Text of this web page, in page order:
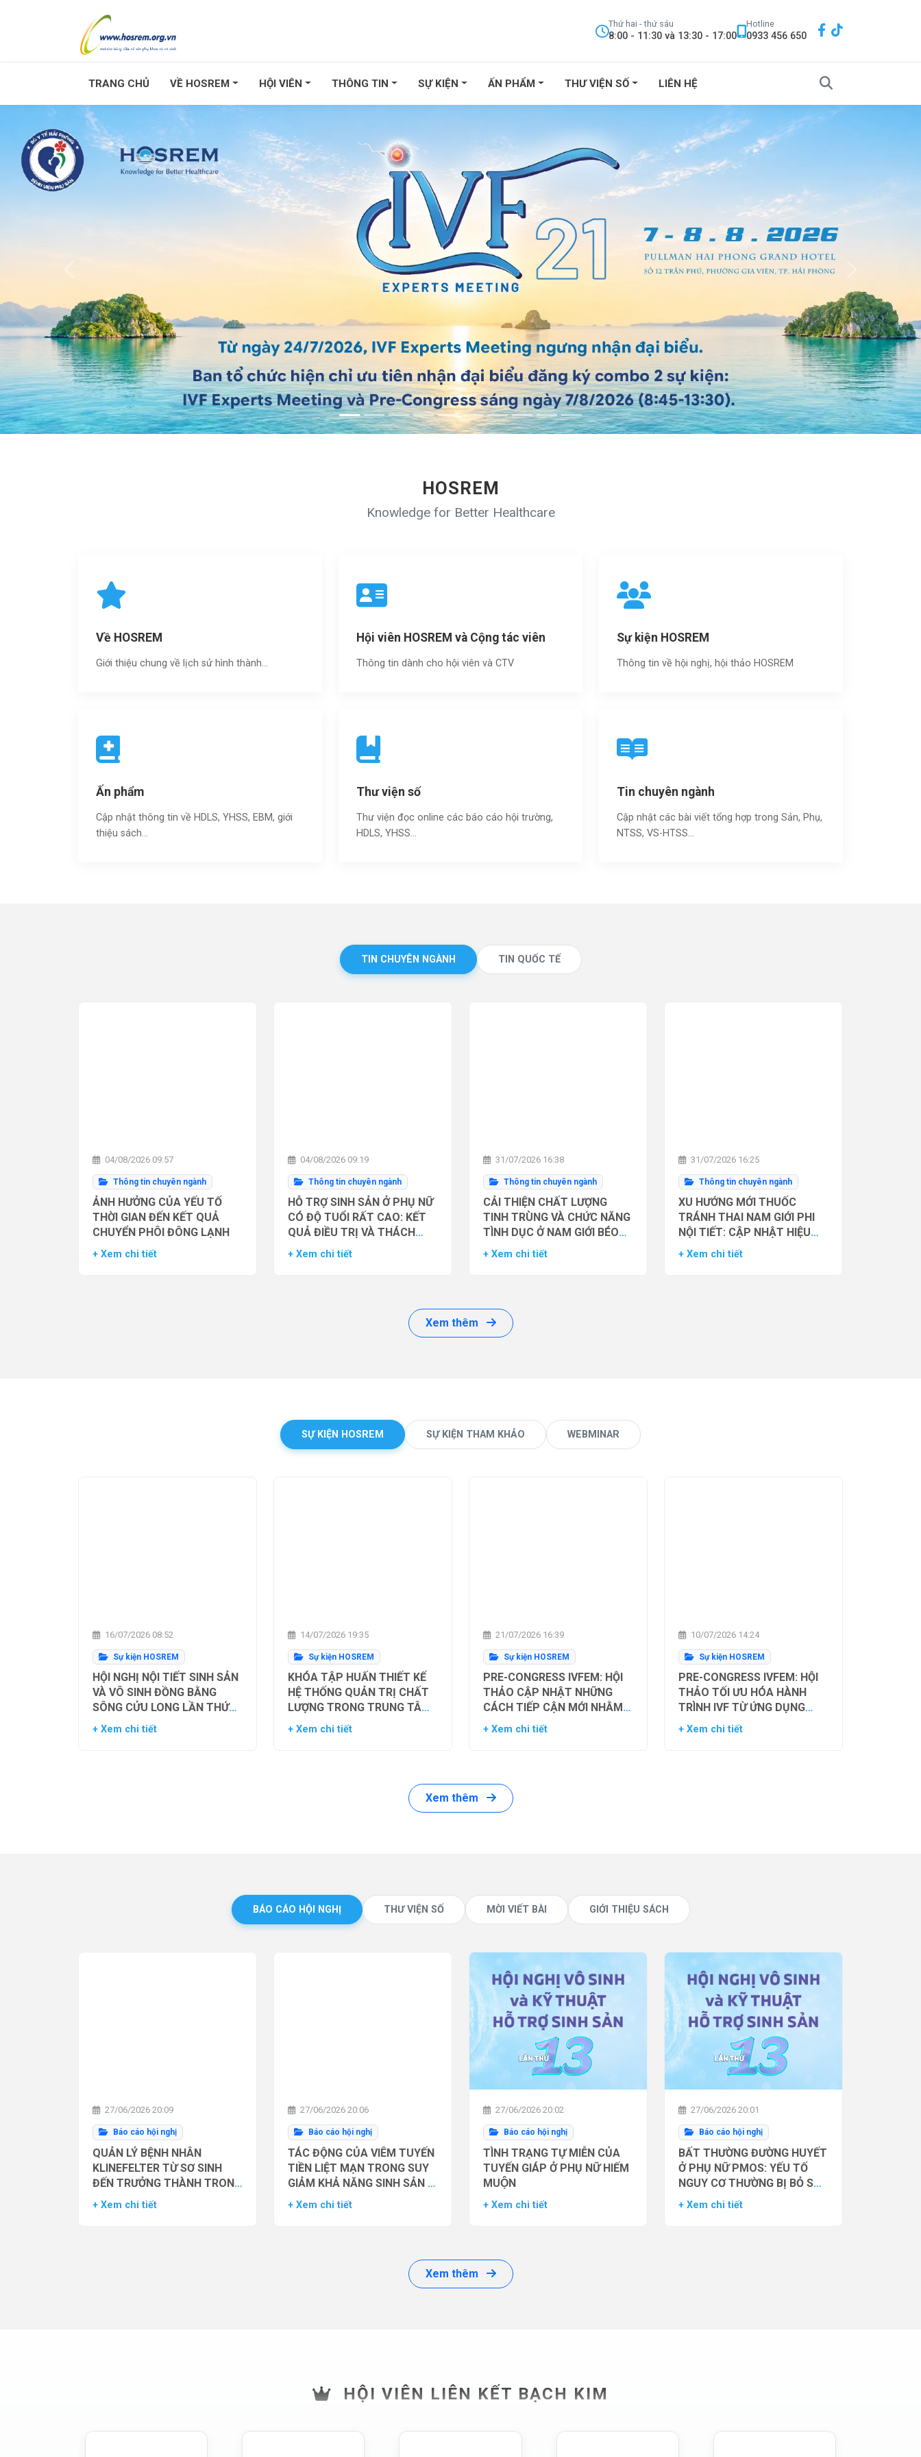
Thứ hai - thứ sáu
8:00 - 11:30 và 13:30 - 17:00
Hotline
0933 456 650
TRANG CHỦ VỀ HOSREM HỘI VIÊN THÔNG TIN SỰ KIỆN ẤN PHẨM THƯ VIỆN SỐ LIÊN HỆ
HOSREM
Knowledge for Better Healthcare
Về HOSREM
Giới thiệu chung về lịch sử hình thành...
Hội viên HOSREM và Cộng tác viên
Thông tin dành cho hội viên và CTV
Sự kiện HOSREM
Thông tin về hội nghị, hội thảo HOSREM
Ấn phẩm
Cập nhật thông tin về HDLS, YHSS, EBM, giới
thiệu sách…
Thư viện số
Thư viện đọc online các báo cáo hội trường,
HDLS, YHSS…
Tin chuyên ngành
Cập nhật các bài viết tổng hợp trong Sản, Phụ,
NTSS, VS-HTSS...
TIN CHUYÊN NGÀNH TIN QUỐC TẾ
04/08/2026 09:57
Thông tin chuyên ngành
ẢNH HƯỞNG CỦA YẾU TỐ
THỜI GIAN ĐẾN KẾT QUẢ
CHUYỂN PHÔI ĐÔNG LẠNH
+ Xem chi tiết
04/08/2026 09:19
Thông tin chuyên ngành
HỖ TRỢ SINH SẢN Ở PHỤ NỮ
CÓ ĐỘ TUỔI RẤT CAO: KẾT
QUẢ ĐIỀU TRỊ VÀ THÁCH
THỨC LÂM SÀNG
+ Xem chi tiết
31/07/2026 16:38
Thông tin chuyên ngành
CẢI THIỆN CHẤT LƯỢNG
TINH TRÙNG VÀ CHỨC NĂNG
TÌNH DỤC Ở NAM GIỚI BÉO
PHÌ BẰNG THUỐC ĐỒNG VẬN
+ Xem chi tiết
31/07/2026 16:25
Thông tin chuyên ngành
XU HƯỚNG MỚI THUỐC
TRÁNH THAI NAM GIỚI PHI
NỘI TIẾT: CẬP NHẬT HIỆU
QUẢ THỬ NGHIỆM LÂM
+ Xem chi tiết
Xem thêm
SỰ KIỆN HOSREM SỰ KIỆN THAM KHẢO WEBMINAR
16/07/2026 08:52
Sự kiện HOSREM
HỘI NGHỊ NỘI TIẾT SINH SẢN
VÀ VÔ SINH ĐỒNG BẰNG
SÔNG CỬU LONG LẦN THỨ
NHẤT
+ Xem chi tiết
14/07/2026 19:35
Sự kiện HOSREM
KHÓA TẬP HUẤN THIẾT KẾ
HỆ THỐNG QUẢN TRỊ CHẤT
LƯỢNG TRONG TRUNG TÂM
THỤ TINH TRONG ỐNG
+ Xem chi tiết
21/07/2026 16:39
Sự kiện HOSREM
PRE-CONGRESS IVFEM: HỘI
THẢO CẬP NHẬT NHỮNG
CÁCH TIẾP CẬN MỚI NHẰM
TỐI ƯU HÓA TỶ LỆ THÀNH
+ Xem chi tiết
10/07/2026 14:24
Sự kiện HOSREM
PRE-CONGRESS IVFEM: HỘI
THẢO TỐI ƯU HÓA HÀNH
TRÌNH IVF TỪ ỨNG DỤNG
HIỆN TẠI ĐẾN XU HƯỚNG
+ Xem chi tiết
Xem thêm
BÁO CÁO HỘI NGHỊ THƯ VIỆN SỐ MỜI VIẾT BÀI GIỚI THIỆU SÁCH
27/06/2026 20:09
Báo cáo hội nghị
QUẢN LÝ BỆNH NHÂN
KLINEFELTER TỪ SƠ SINH
ĐẾN TRƯỞNG THÀNH TRONG
THỰC HÀNH HỖ TRỢ SINH
+ Xem chi tiết
27/06/2026 20:06
Báo cáo hội nghị
TÁC ĐỘNG CỦA VIÊM TUYẾN
TIỀN LIỆT MẠN TRONG SUY
GIẢM KHẢ NĂNG SINH SẢN Ở
NAM GIỚI
+ Xem chi tiết
27/06/2026 20:02
Báo cáo hội nghị
TÌNH TRẠNG TỰ MIỄN CỦA
TUYẾN GIÁP Ở PHỤ NỮ HIẾM
MUỘN
+ Xem chi tiết
27/06/2026 20:01
Báo cáo hội nghị
BẤT THƯỜNG ĐƯỜNG HUYẾT
Ở PHỤ NỮ PMOS: YẾU TỐ
NGUY CƠ THƯỜNG BỊ BỎ SÓT
– DỮ LIỆU TỪ NGHIÊN CỨU
+ Xem chi tiết
Xem thêm
HỘI VIÊN LIÊN KẾT BẠCH KIM